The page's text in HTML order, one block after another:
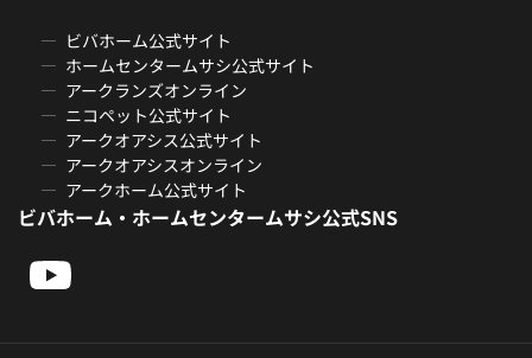
ビバホーム公式サイト
ホームセンタームサシ公式サイト
アークランズオンライン
ニコペット公式サイト
アークオアシス公式サイト
アークオアシスオンライン
アークホーム公式サイト
ビバホーム・ホームセンタームサシ公式SNS